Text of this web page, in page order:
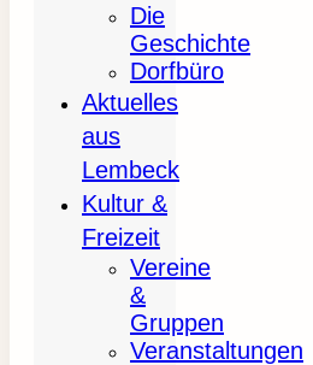
Die
Geschichte
Dorfbüro
Aktuelles
aus
Lembeck
Kultur &
Freizeit
Vereine
&
Gruppen
Veranstaltungen